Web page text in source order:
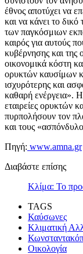
έθνος αποτύχει να
και να κάνει το
των παγκόσμιων
καιρός για αυτούς
κυβέρνησης και της
οικονομικά κόστη
ορυκτών καυσίμων
ισχυρότερης και
καθαρή ενέργεια». Η
εταιρείες ορυκτών
πυρπολήσουν τον
και τους
Πηγή: www.amna.gr
Διαβάστε επίσης
Κλίμα: Το
TAGS
Καύσωνες
Κλιματική
Οικολογία